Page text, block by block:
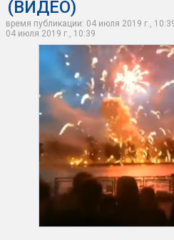
(ВИДЕО)
время публикации: 04 июля 2019 г.,
04 июля 2019 г., 10:39